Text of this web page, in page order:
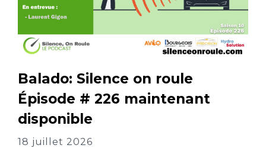
Balado: Silence on roule
Épisode # 226 maintenant
disponible
18 juillet 2026